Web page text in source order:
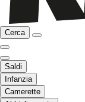
Cerca
Saldi
Infanzia
Camerette